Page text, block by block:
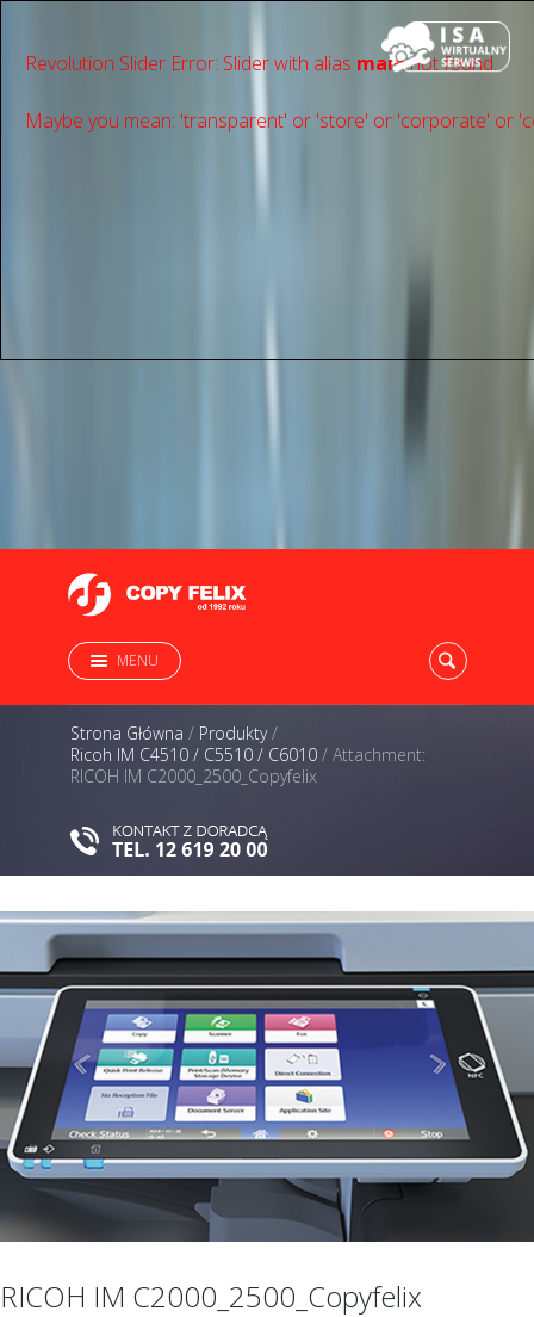
Revolution Slider Error: Slider with alias mainnot found.
Maybe you mean: 'transparent' or 'store' or 'сorporate' or
MENU
Strona Główna / Produkty/
Ricoh IM C4510 / C5510 / C6010 / Attachment:
RICOH IM C2000_2500_Copyfelix
RICOH IM C2000_2500_Copyfelix